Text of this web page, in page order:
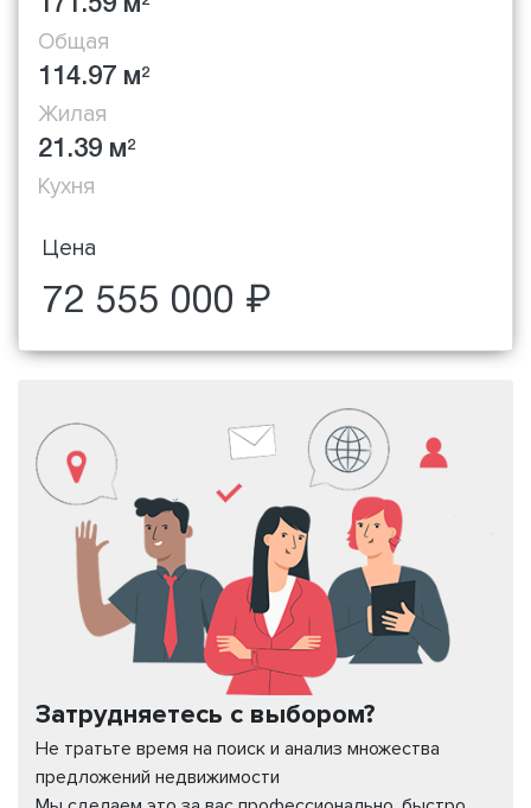
171.59 м
Общая
114.97 м2
Жилая
21.39 м2
Кухня
Цена
72 555 000 ₽
Затрудняетесь с выбором?
Не тратьте время на поиск и анализ множества
предложений недвижимости